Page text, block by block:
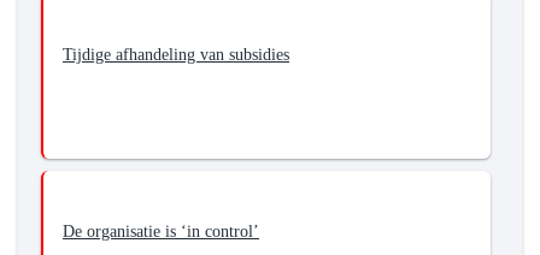
Tijdige afhandeling van subsidies
De organisatie is ‘in control’